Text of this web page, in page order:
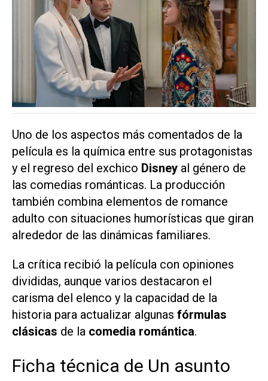
Uno de los aspectos más comentados de la
película es la química entre sus protagonistas
y el regreso del exchico Disney al género de
las comedias románticas. La producción
también combina elementos de romance
adulto con situaciones humorísticas que giran
alrededor de las dinámicas familiares.
La crítica recibió la película con opiniones
divididas, aunque varios destacaron el
carisma del elenco y la capacidad de la
historia para actualizar algunas fórmulas
clásicas de la comedia romántica.
Ficha técnica de Un asunto